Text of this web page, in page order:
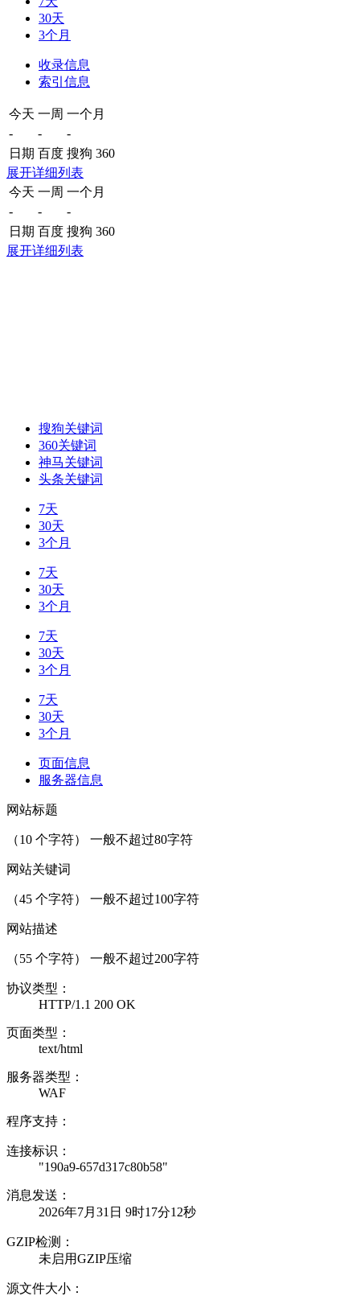
30天
3个月
收录信息
索引信息
今天 一周 一个月
-
-
-
日期 百度 搜狗 360
展开详细列表
今天 一周 一个月
-
-
-
日期 百度 搜狗 360
展开详细列表
搜狗关键词
360关键词
神马关键词
头条关键词
7天
30天
3个月
7天
30天
3个月
7天
30天
3个月
7天
30天
3个月
页面信息
服务器信息
网站标题
（10 个字符） 一般不超过80字符
网站关键词
（45 个字符） 一般不超过100字符
网站描述
（55 个字符） 一般不超过200字符
协议类型：
HTTP/1.1 200 OK
页面类型：
text/html
服务器类型：
WAF
程序支持：
连接标识：
"190a9-657d317c80b58"
消息发送：
2026年7月31日 9时17分12秒
GZIP检测：
未启用GZIP压缩
源文件大小：